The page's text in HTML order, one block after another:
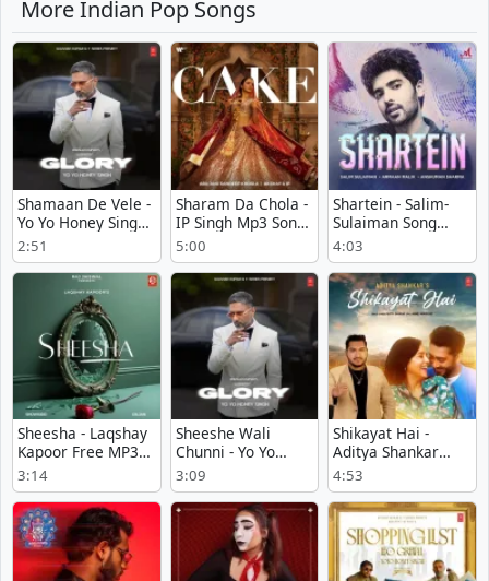
More Indian Pop Songs
Shamaan De Vele -
Yo Yo Honey Singh
Play mp3 song
2:51
Sharam Da Chola -
IP Singh Mp3 Song
Download Now
5:00
Shartein - Salim-
Sulaiman Song
Download
4:03
Sheesha - Laqshay
Kapoor Free MP3
Download
3:14
Sheeshe Wali
Chunni - Yo Yo
Honey Singh Mp3
Download Free
3:09
Shikayat Hai -
Aditya Shankar
Listen Or
Download
4:53